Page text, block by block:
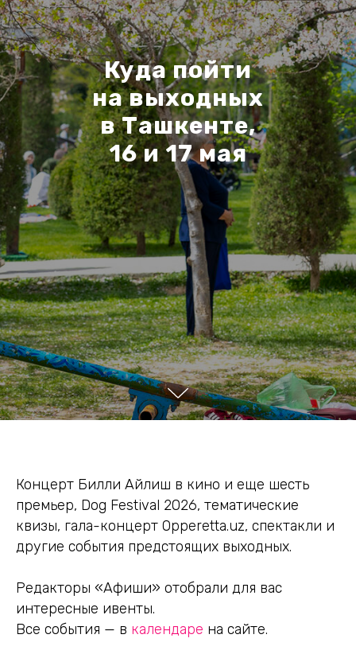
Куда пойти
на выходных
в Ташкенте,
16 и 17 мая
Концерт Билли Айлиш в кино и еще шесть
премьер, Dog Festival 2026, тематические
квизы, гала-концерт Opperetta.uz, спектакли и
другие события предстоящих выходных.
Редакторы «Афиши» отобрали для вас
интересные ивенты.
Все события — в календаре на сайте.